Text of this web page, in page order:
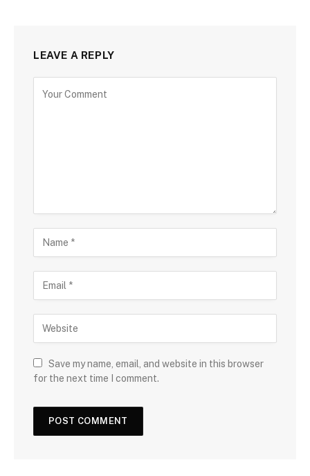
LEAVE A REPLY
Save my name, email, and website in this browser
for the next time I comment.